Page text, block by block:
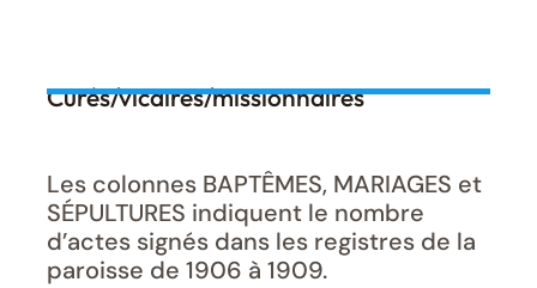
Curés/vicaires/missionnaires
Les colonnes BAPTÊMES, MARIAGES et
SÉPULTURES indiquent le nombre
d’actes signés dans les registres de la
paroisse de 1906 à 1909.